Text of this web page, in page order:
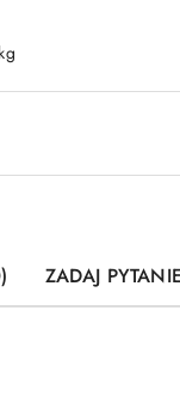
ZADAJ PYTANIE